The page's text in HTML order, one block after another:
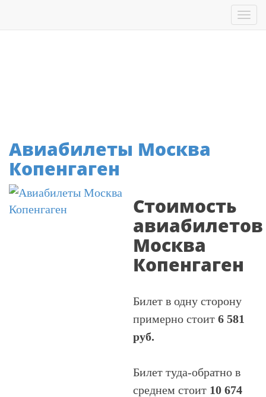
Авиабилеты Москва
Копенгаген
Стоимость
авиабилетов
Москва
Копенгаген
Билет в одну сторону
примерно стоит 6 581
руб.
Билет туда-обратно в
среднем стоит 10 674